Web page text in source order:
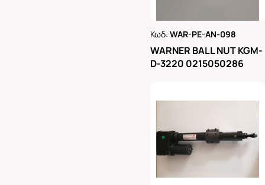
Κωδ:WAR-PE-AN-098
WARNER BALL NUT KGM-
D-3220 0215050286